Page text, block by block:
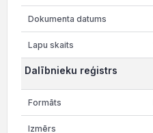
Dalībnieku reģistrs